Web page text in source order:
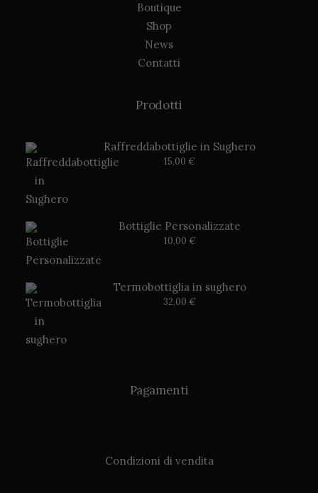
Boutique
Shop
News
Contatti
Prodotti
Raffreddabottiglie in Sughero
15,00 €
Bottiglie Personalizzate
10,00 €
Termobottiglia in sughero
32,00 €
Pagamenti
Condizioni di vendita